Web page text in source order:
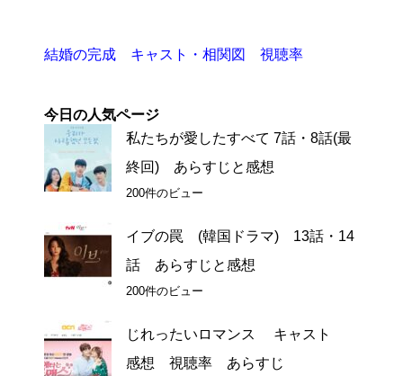
結婚の完成 キャスト・相関図 視聴率
今日の人気ページ
私たちが愛したすべて 7話・8話(最
終回) あらすじと感想
200件のビュー
イブの罠 (韓国ドラマ) 13話・14
話 あらすじと感想
200件のビュー
じれったいロマンス キャスト
感想 視聴率 あらすじ